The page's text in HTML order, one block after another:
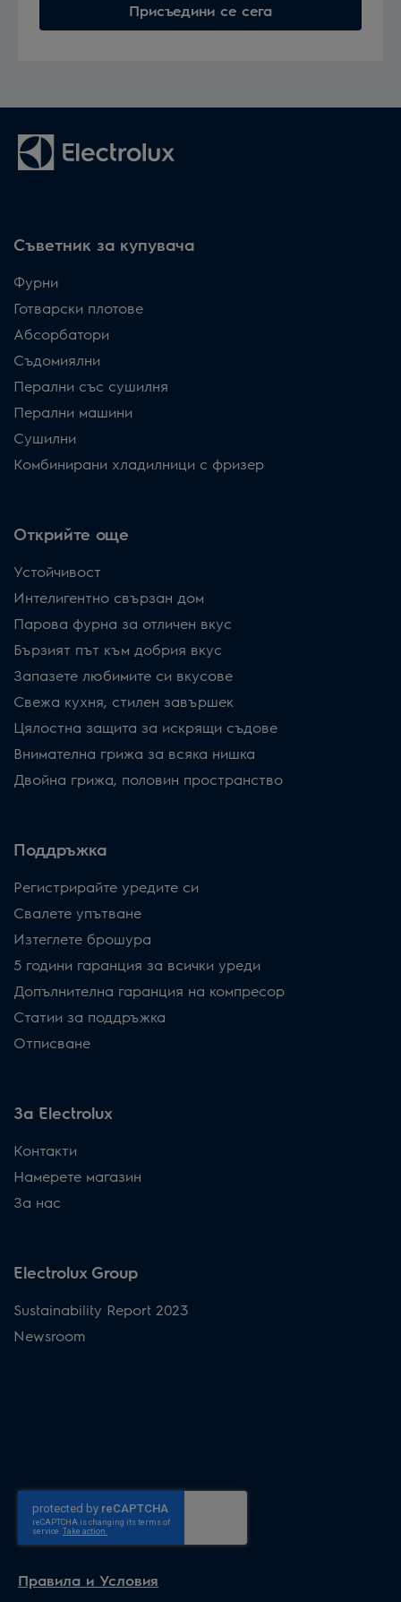
Присъедини се сега
Съветник за купувача
Фурни
Готварски плотове
Абсорбатори
Съдомиялни
Перални със сушилня
Перални машини
Сушилни
Комбинирани хладилници с фризер
Открийте още
Устойчивост
Интелигентно свързан дом
Парова фурна за отличен вкус
Бързият път към добрия вкус
Запазете любимите си вкусове
Свежа кухня, стилен завършек
Цялостна защита за искрящи съдове
Внимателна грижа за всяка нишка
Двойна грижа, половин пространство
Поддръжка
Регистрирайте уредите си
Свалете упътване
Изтеглете брошура
5 години гаранция за всички уреди
Допълнителна гаранция на компресор
Статии за поддръжка
Отписване
За Electrolux
Контакти
Намерете магазин
За нас
Electrolux Group
Sustainability Report 2023
Newsroom
Правила и Условия